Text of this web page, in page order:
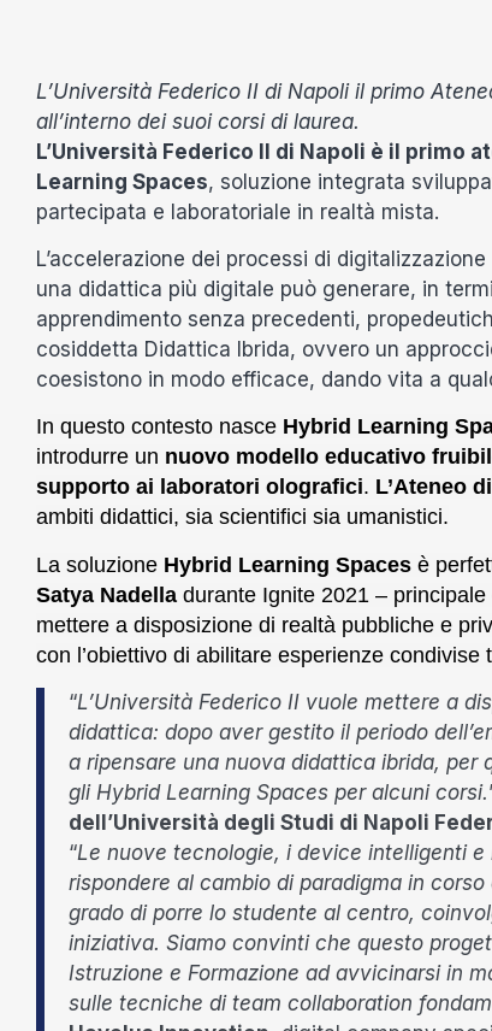
L’Università Federico II di Napoli il primo
all’interno dei suoi corsi di laurea.
L’Università Federico II di Napoli è il primo
Learning Spaces, soluzione integrata
partecipata e laboratoriale in realtà mista.
L’accelerazione dei processi di
una didattica più digitale può generare, in
apprendimento senza precedenti,
cosiddetta Didattica Ibrida, ovvero un
coesistono in modo efficace, dando vita a
In questo contesto nasce Hybrid Learning
introdurre un nuovo modello educativo
supporto ai laboratori olografici. L’Ateneo
ambiti didattici, sia scientifici sia umanistici.
La soluzione Hybrid Learning Spaces è
Satya Nadella durante Ignite 2021 –
mettere a disposizione di realtà pubbliche e
con l’obiettivo di abilitare esperienze
“L’Università Federico II vuole mettere a
didattica: dopo aver gestito il periodo
a ripensare una nuova didattica ibrida, per
gli Hybrid Learning Spaces per alcuni corsi.
dell’Università degli Studi di Napoli
“Le nuove tecnologie, i device intelligenti e
rispondere al cambio di paradigma in
grado di porre lo studente al centro,
iniziativa. Siamo convinti che questo
Istruzione e Formazione ad avvicinarsi in
sulle tecniche di team collaboration